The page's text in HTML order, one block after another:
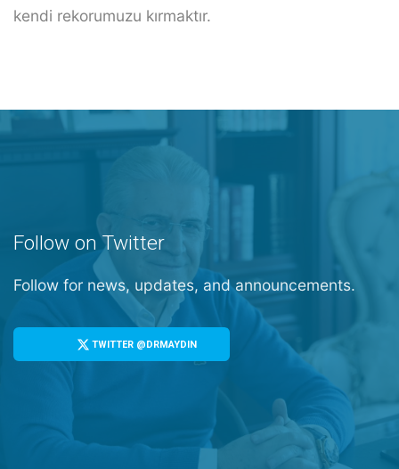
kendi rekorumuzu kırmaktır.
Follow on Twitter
Follow for news, updates, and announcements.
TWITTER @DRMAYDIN